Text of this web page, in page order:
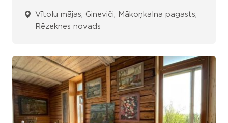
Vītolu mājas, Gineviči, Mākoņkalna pagasts,
Rēzeknes novads